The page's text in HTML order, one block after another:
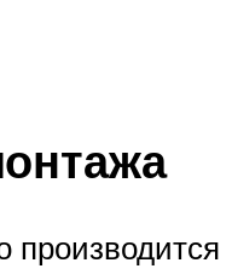
производится